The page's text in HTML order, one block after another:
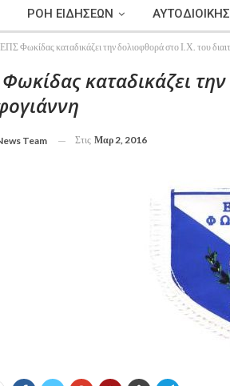
ΡΟΗ ΕΙΔΗΣΕΩΝ
Φωκίδας καταδικάζει την δολιοφθορά στο Ι.Χ. του
καταδικάζει
Team Στις Μαρ 2, 2016